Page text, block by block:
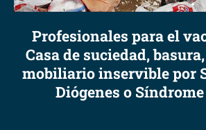
Profesionales para el
Casa de suciedad,
mobiliario inservible por
Diógenes o